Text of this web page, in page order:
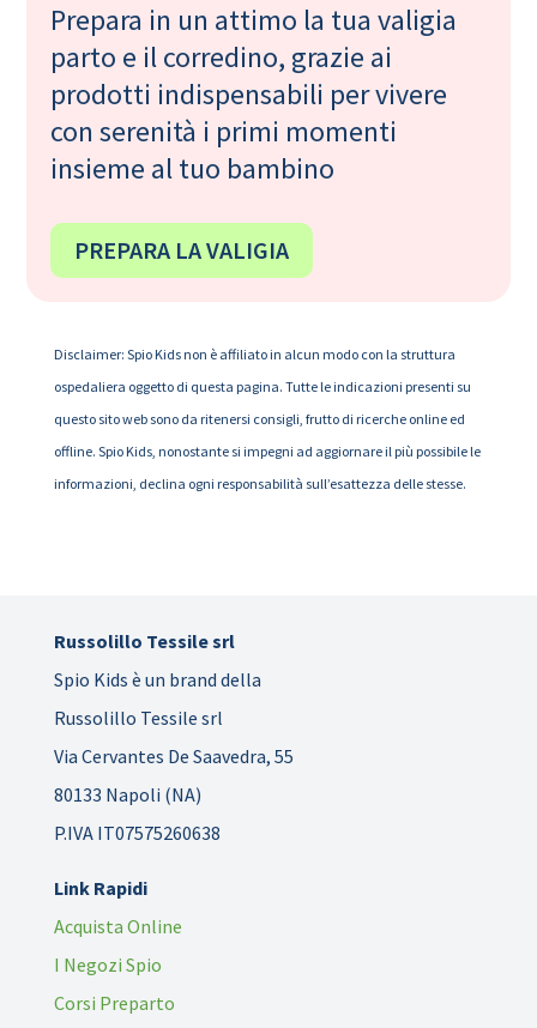
Prepara in un attimo la tua valigia
parto e il corredino, grazie ai
prodotti indispensabili per vivere
con serenità i primi momenti
insieme al tuo bambino
PREPARA LA VALIGIA
Disclaimer: Spio Kids non è affiliato in alcun modo con la struttura
ospedaliera oggetto di questa pagina. Tutte le indicazioni presenti su
questo sito web sono da ritenersi consigli, frutto di ricerche online ed
offline. Spio Kids, nonostante si impegni ad aggiornare il più possibile le
informazioni, declina ogni responsabilità sull’esattezza delle stesse.
Russolillo Tessile srl
Spio Kids è un brand della
Russolillo Tessile srl
Via Cervantes De Saavedra, 55
80133 Napoli (NA)
P.IVA IT07575260638
Link Rapidi
Acquista Online
I Negozi Spio
Corsi Preparto